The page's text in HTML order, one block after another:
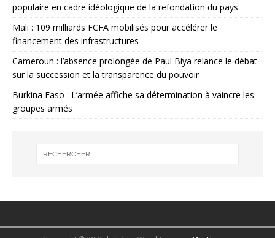
populaire en cadre idéologique de la refondation du pays
Mali : 109 milliards FCFA mobilisés pour accélérer le
financement des infrastructures
Cameroun : l’absence prolongée de Paul Biya relance le débat
sur la succession et la transparence du pouvoir
Burkina Faso : L’armée affiche sa détermination à vaincre les
groupes armés